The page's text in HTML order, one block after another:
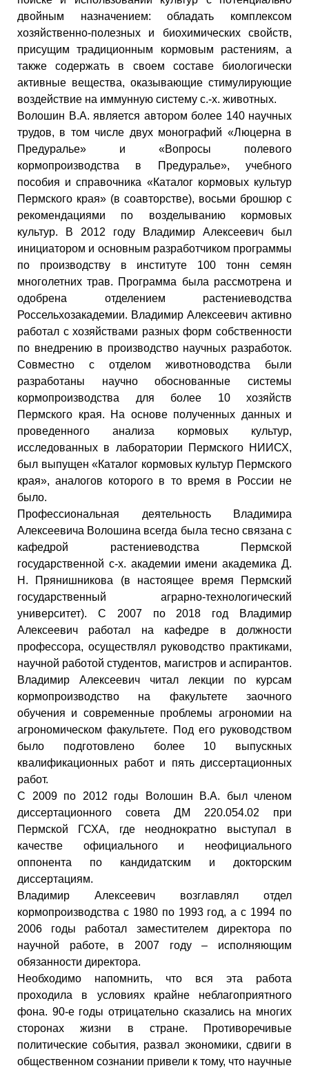
двойным назначением: обладать комплексом
хозяйственно-полезных и биохимических свойств,
присущим традиционным кормовым растениям, а
также содержать в своем составе биологически
активные вещества, оказывающие стимулирующие
воздействие на иммунную систему с.-х. животных.
Волошин В.А. является автором более 140 научных
трудов, в том числе двух монографий «Люцерна в
Предуралье» и «Вопросы полевого
кормопроизводства в Предуралье», учебного
пособия и справочника «Каталог кормовых культур
Пермского края» (в соавторстве), восьми брошюр с
рекомендациями по возделыванию кормовых
культур. В 2012 году Владимир Алексеевич был
инициатором и основным разработчиком программы
по производству в институте 100 тонн семян
многолетних трав. Программа была рассмотрена и
одобрена отделением растениеводства
Россельхозакадемии. Владимир Алексеевич активно
работал с хозяйствами разных форм собственности
по внедрению в производство научных разработок.
Совместно с отделом животноводства были
разработаны научно обоснованные системы
кормопроизводства для более 10 хозяйств
Пермского края. На основе полученных данных и
проведенного анализа кормовых культур,
исследованных в лаборатории Пермского НИИСХ,
был выпущен «Каталог кормовых культур Пермского
края», аналогов которого в то время в России не
было.
Профессиональная деятельность Владимира
Алексеевича Волошина всегда была тесно связана с
кафедрой растениеводства Пермской
государственной с-х. академии имени академика Д.
Н. Прянишникова (в настоящее время Пермский
государственный аграрно-технологический
университет). С 2007 по 2018 год Владимир
Алексеевич работал на кафедре в должности
профессора, осуществлял руководство практиками,
научной работой студентов, магистров и аспирантов.
Владимир Алексеевич читал лекции по курсам
кормопроизводство на факультете заочного
обучения и современные проблемы агрономии на
агрономическом факультете. Под его руководством
было подготовлено более 10 выпускных
квалификационных работ и пять диссертационных
работ.
С 2009 по 2012 годы Волошин В.А. был членом
диссертационного совета ДМ 220.054.02 при
Пермской ГСХА, где неоднократно выступал в
качестве официального и неофициального
оппонента по кандидатским и докторским
диссертациям.
Владимир Алексеевич возглавлял отдел
кормопроизводства с 1980 по 1993 год, а с 1994 по
2006 годы работал заместителем директора по
научной работе, в 2007 году – исполняющим
обязанности директора.
Необходимо напомнить, что вся эта работа
проходила в условиях крайне неблагоприятного
фона. 90-е годы отрицательно сказались на многих
сторонах жизни в стране. Противоречивые
политические события, развал экономики, сдвиги в
общественном сознании привели к тому, что научные